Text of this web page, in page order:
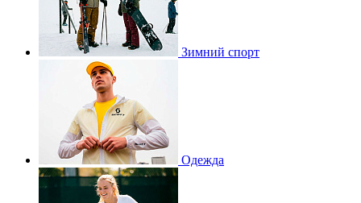
Зимний спорт
Одежда